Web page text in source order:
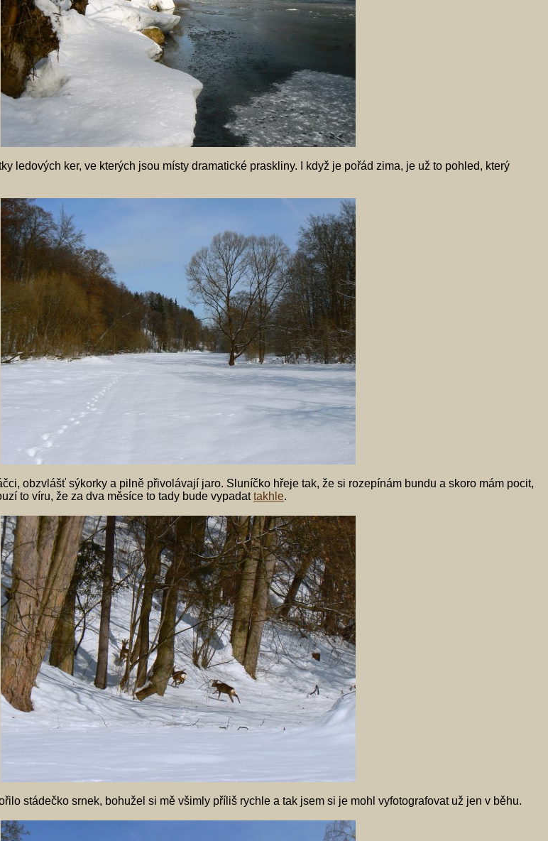
ledových ker, ve kterých jsou místy dramatické praskliny. I když je pořád zima, je už to pohled, který
obzvlášť sýkorky a pilně přivolávají jaro. Sluníčko hřeje tak, že si rozepínám bundu a skoro mám pocit,
to víru, že za dva měsíce to tady bude vypadattakhle.
stádečko srnek, bohužel si mě všimly příliš rychle a tak jsem si je mohl vyfotografovat už jen v běhu.